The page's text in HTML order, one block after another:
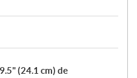
(24.1 cm) de